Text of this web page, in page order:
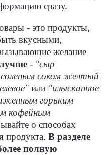
сразу.
- это продукты,
вкусными,
желание
- "сыр
соком желтый
или "изысканное
горьким
кофейным
о способах
продукта. В разделе
полную